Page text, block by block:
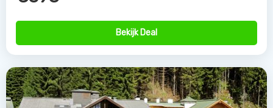
Bekijk Deal